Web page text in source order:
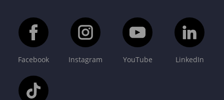
Facebook Instagram YouTube LinkedIn